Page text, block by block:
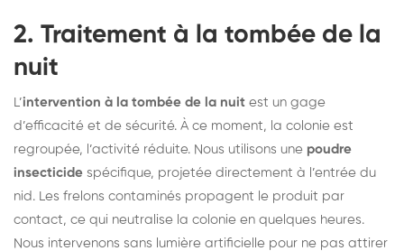
2. Traitement à la tombée de la
nuit
L’intervention à la tombée de la nuit est un gage
d’efficacité et de sécurité. À ce moment, la colonie est
regroupée, l’activité réduite. Nous utilisons une poudre
insecticide spécifique, projetée directement à l’entrée du
nid. Les frelons contaminés propagent le produit par
contact, ce qui neutralise la colonie en quelques heures.
Nous intervenons sans lumière artificielle pour ne pas attirer